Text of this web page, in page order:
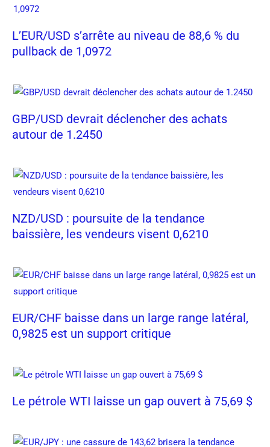
L’EUR/USD s’arrête au niveau de 88,6 % du
pullback de 1,0972
GBP/USD devrait déclencher des achats
autour de 1.2450
NZD/USD : poursuite de la tendance
baissière, les vendeurs visent 0,6210
EUR/CHF baisse dans un large range latéral,
0,9825 est un support critique
Le pétrole WTI laisse un gap ouvert à 75,69 $